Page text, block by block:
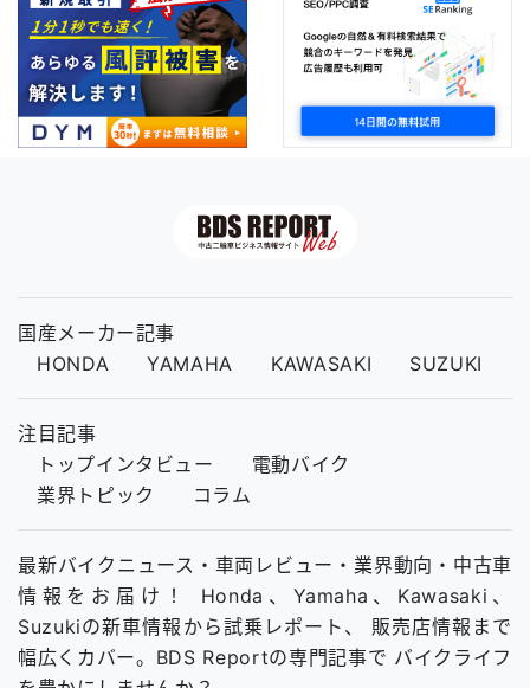
国産メーカー記事
HONDA
YAMAHA KAWASAKI SUZUKI
注目記事
トップインタビュー
電動バイク
業界トピック
コラム
最新バイクニュース・車両レビュー・業界動向・中古車
情報をお届け！ Honda、Yamaha、Kawasaki、
Suzukiの新車情報から試乗レポート、 販売店情報まで
幅広くカバー。BDS Reportの専門記事で バイクライフ